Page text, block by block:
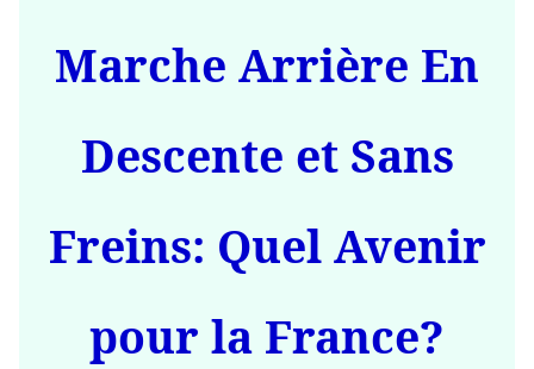
Marche Arrière En
Descente et Sans
Freins: Quel Avenir
pour la France?